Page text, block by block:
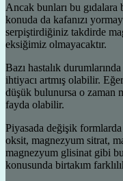
Ancak bunları bu
konuda da kafanızı
serpiştirdiğiniz takdirde
eksiğimiz olmayacaktır.
Bazı hastalık
ihtiyacı artmış olabilir.
düşük bulunursa o zaman
fayda olabilir.
Piyasada değişik
oksit, magnezyum sitrat,
magnezyum glisinat gibi
konusunda birtakım